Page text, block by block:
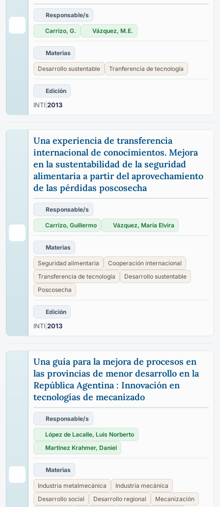
Responsable/s
Carrizo, G. Vázquez, M.E.
Materias
Desarrollo sustentable Tranferencia de tecnología
Edición
INTI 2013
Una experiencia de transferencia
internacional de conocimientos. Mejora
en la sustentabilidad de la seguridad
alimentaria a partir del aprovechamiento
de las pérdidas poscosecha
Responsable/s
Carrizo, Guillermo Vázquez, María Elvira
Materias
Seguridad alimentaria
Cooperación internacional
Transferencia de tecnología
Desarrollo sustentable
Poscosecha
Edición
INTI 2013
Una guía para la mejora de procesos en
las provincias de menor desarrollo en la
República Agentina : Innovación en
tecnologías de mecanizado
Responsable/s
López de Lacalle, Luis Norberto
Martínez Krahmer, Daniel
Materias
Industria metalmecánica
Industria mecánica
Desarrollo social
Desarrollo regional
Mecanización